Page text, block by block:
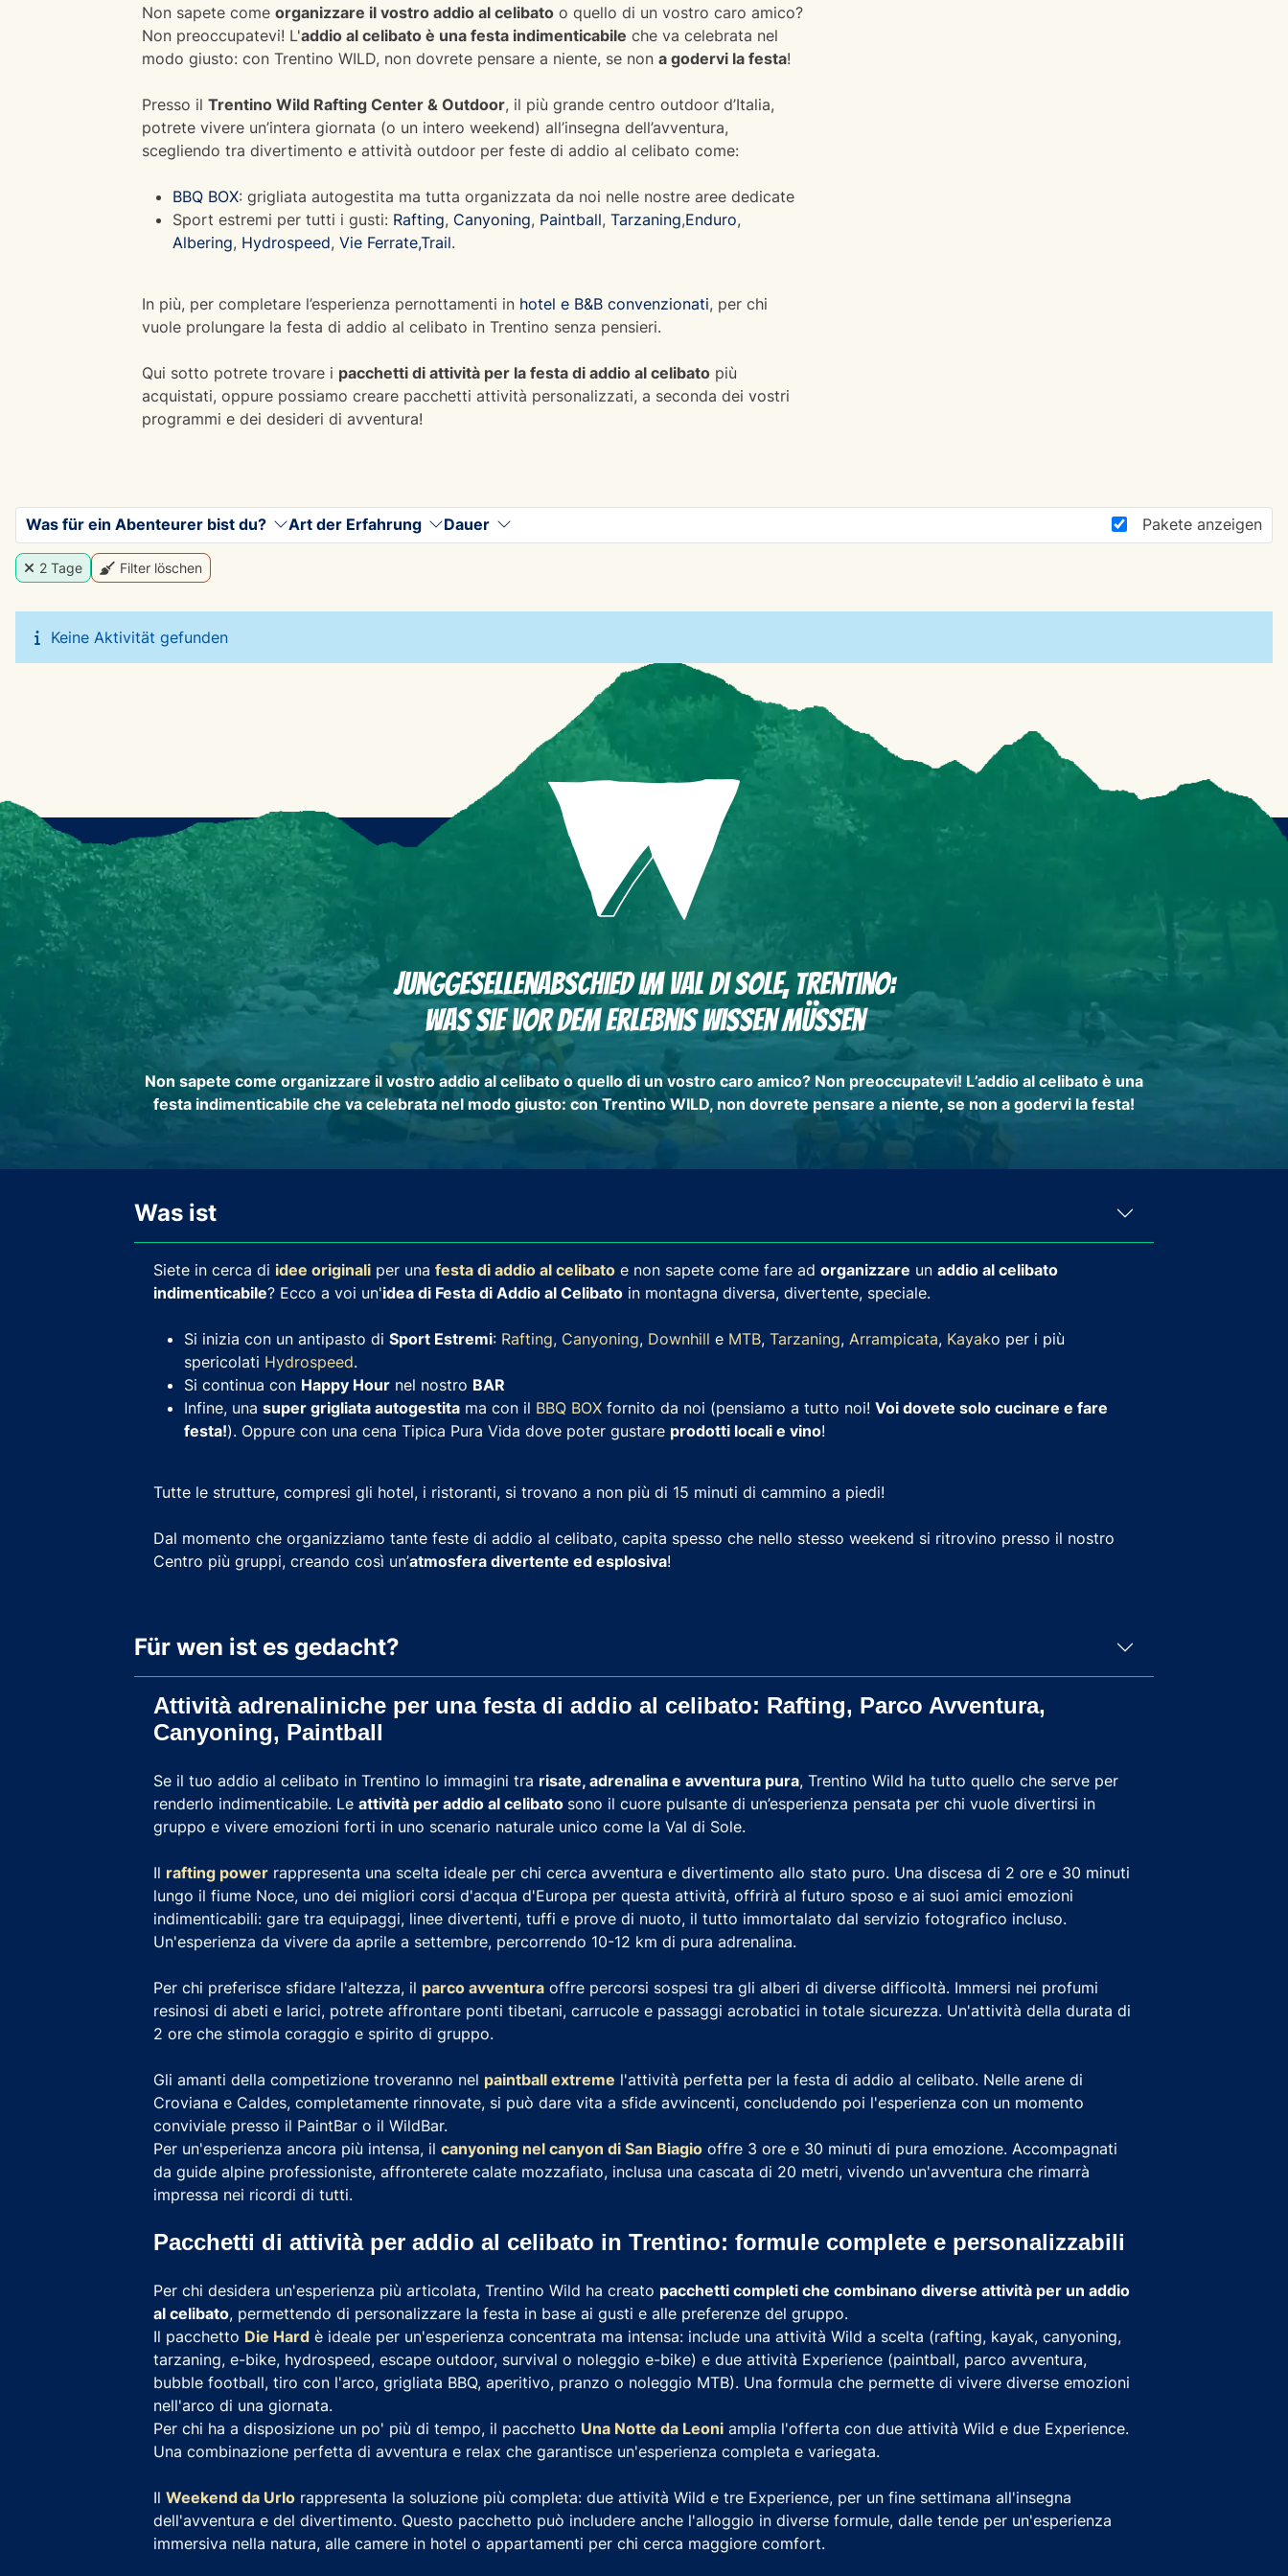
Non sapete come organizzare il vostro addio al celibato o quello di un vostro caro amico?
Non preoccupatevi! L'addio al celibato è una festa indimenticabile che va celebrata nel
modo giusto: con Trentino WILD, non dovrete pensare a niente, se non a godervi la festa!
Presso il Trentino Wild Rafting Center & Outdoor, il più grande centro outdoor d’Italia,
potrete vivere un’intera giornata (o un intero weekend) all’insegna dell’avventura,
scegliendo tra divertimento e attività outdoor per feste di addio al celibato come:
BBQ BOX: grigliata autogestita ma tutta organizzata da noi nelle nostre aree dedicate
Sport estremi per tutti i gusti: Rafting, Canyoning, Paintball, Tarzaning,Enduro,
Albering, Hydrospeed, Vie Ferrate,Trail.
In più, per completare l’esperienza pernottamenti in hotel e B&B convenzionati, per chi
vuole prolungare la festa di addio al celibato in Trentino senza pensieri.
Qui sotto potrete trovare i pacchetti di attività per la festa di addio al celibato più
acquistati, oppure possiamo creare pacchetti attività personalizzati, a seconda dei vostri
programmi e dei desideri di avventura!
Was für ein Abenteurer bist du? Art der Erfahrung Dauer Pakete anzeigen
2 Tage Filter löschen
Keine Aktivität gefunden
Junggesellenabschied im Val di Sole, Trentino:
Was Sie vor dem Erlebnis wissen müssen
Non sapete come organizzareil vostro addio al celibatoo quello di un vostro caro amico? Non preoccupatevi! L’addio al celibato è una
festa indimenticabile che va celebrata nel modo giusto: con Trentino WILD, non dovrete pensare a niente, se non a godervi la festa!
Was ist
Siete in cerca di idee originali per una festa di addio al celibato e non sapete come fare ad organizzare un addio al celibato
indimenticabile? Ecco a voi un'idea di Festa di Addio al Celibato in montagna diversa, divertente, speciale.
Si inizia con un antipasto di Sport Estremi: Rafting, Canyoning, Downhill e MTB, Tarzaning, Arrampicata, Kayako per i più
spericolati Hydrospeed.
Si continua con Happy Hour nel nostro BAR
Infine, una super grigliata autogestita ma con il BBQ BOX fornito da noi (pensiamo a tutto noi! Voi dovete solo cucinare e fare
festa!). Oppure con una cena Tipica Pura Vida dove poter gustare prodotti locali e vino!
Tutte le strutture, compresi gli hotel, i ristoranti, si trovano a non più di 15 minuti di cammino a piedi!
Dal momento che organizziamo tante feste di addio al celibato, capita spesso che nello stesso weekend si ritrovino presso il nostro
Centro più gruppi, creando così un’atmosfera divertente ed esplosiva!
Für wen ist es gedacht?
Attività adrenaliniche per una festa di addio al celibato: Rafting, Parco Avventura,
Canyoning, Paintball
Se il tuo addio al celibato in Trentino lo immagini tra risate, adrenalina e avventura pura, Trentino Wild ha tutto quello che serve per
renderlo indimenticabile. Le attività per addio al celibato sono il cuore pulsante di un’esperienza pensata per chi vuole divertirsi in
gruppo e vivere emozioni forti in uno scenario naturale unico come la Val di Sole.
Il rafting power rappresenta una scelta ideale per chi cerca avventura e divertimento allo stato puro. Una discesa di 2 ore e 30 minuti
lungo il fiume Noce, uno dei migliori corsi d'acqua d'Europa per questa attività, offrirà al futuro sposo e ai suoi amici emozioni
indimenticabili: gare tra equipaggi, linee divertenti, tuffi e prove di nuoto, il tutto immortalato dal servizio fotografico incluso.
Un'esperienza da vivere da aprile a settembre, percorrendo 10-12 km di pura adrenalina.
Per chi preferisce sfidare l'altezza, il parco avventura offre percorsi sospesi tra gli alberi di diverse difficoltà. Immersi nei profumi
resinosi di abeti e larici, potrete affrontare ponti tibetani, carrucole e passaggi acrobatici in totale sicurezza. Un'attività della durata di
2 ore che stimola coraggio e spirito di gruppo.
Gli amanti della competizione troveranno nel paintball extreme l'attività perfetta per la festa di addio al celibato. Nelle arene di
Croviana e Caldes, completamente rinnovate, si può dare vita a sfide avvincenti, concludendo poi l'esperienza con un momento
conviviale presso il PaintBar o il WildBar.
Per un'esperienza ancora più intensa, il canyoning nel canyon di San Biagio offre 3 ore e 30 minuti di pura emozione. Accompagnati
da guide alpine professioniste, affronterete calate mozzafiato, inclusa una cascata di 20 metri, vivendo un'avventura che rimarrà
impressa nei ricordi di tutti.
Pacchetti di attività per addio al celibato in Trentino: formule complete e personalizzabili
Per chi desidera un'esperienza più articolata, Trentino Wild ha creato pacchetti completi che combinano diverse attività per un addio
al celibato, permettendo di personalizzare la festa in base ai gusti e alle preferenze del gruppo.
Il pacchetto Die Hard è ideale per un'esperienza concentrata ma intensa: include una attività Wild a scelta (rafting, kayak, canyoning,
tarzaning, e-bike, hydrospeed, escape outdoor, survival o noleggio e-bike) e due attività Experience (paintball, parco avventura,
bubble football, tiro con l'arco, grigliata BBQ, aperitivo, pranzo o noleggio MTB). Una formula che permette di vivere diverse emozioni
nell'arco di una giornata.
Per chi ha a disposizione un po' più di tempo, il pacchetto Una Notte da Leoni amplia l'offerta con due attività Wild e due Experience.
Una combinazione perfetta di avventura e relax che garantisce un'esperienza completa e variegata.
Il Weekend da Urlo rappresenta la soluzione più completa: due attività Wild e tre Experience, per un fine settimana all'insegna
dell'avventura e del divertimento. Questo pacchetto può includere anche l'alloggio in diverse formule, dalle tende per un'esperienza
immersiva nella natura, alle camere in hotel o appartamenti per chi cerca maggiore comfort.